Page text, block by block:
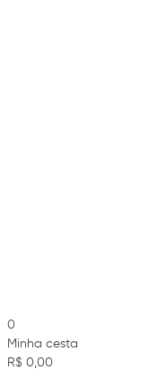
0
Minha cesta
R$ 0,00